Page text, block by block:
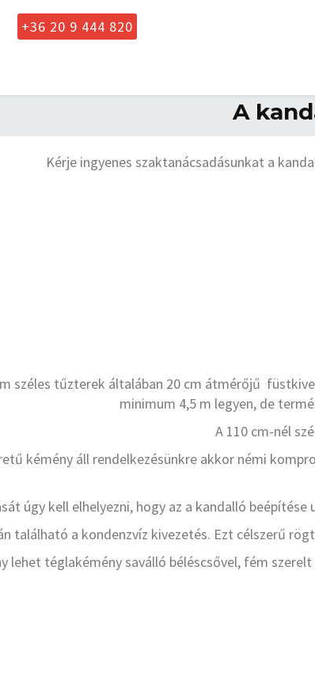
+36 20 9 444 820
A
Kérje ingyenes szaktanácsadásunkat a
széles tűzterek általában 20 cm átmérőjű
minimum 4,5 m legyen, de
A 110 cm-nél
kémény áll rendelkezésünkre akkor némi
úgy kell elhelyezni, hogy az a kandalló
található a kondenzvíz kivezetés. Ezt célszerű
lehet téglakémény saválló béléscsővel, fém